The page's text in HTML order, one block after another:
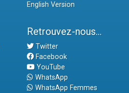
English Version
Retrouvez-nous...
Twitter
Facebook
YouTube
WhatsApp
WhatsApp Femmes